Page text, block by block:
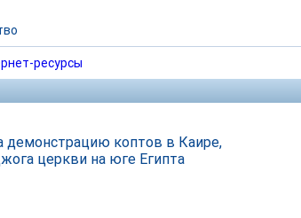
ресурсы
демонстрацию коптов в Каире,
церкви на юге Египта